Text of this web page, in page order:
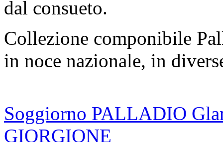
dal consueto.
Collezione componibile
in noce nazionale, in
Soggiorno PALLADIO
GIORGIONE